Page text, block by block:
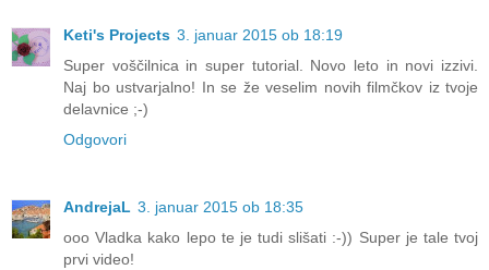
Keti's Projects 3. januar 2015 ob 18:19
Super voščilnica in super tutorial. Novo leto in novi izzivi.
Naj bo ustvarjalno! In se že veselim novih filmčkov iz tvoje
delavnice ;-)
Odgovori
AndrejaL 3. januar 2015 ob 18:35
ooo Vladka kako lepo te je tudi slišati :-)) Super je tale tvoj
prvi video!